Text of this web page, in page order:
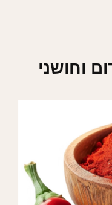
וחושני